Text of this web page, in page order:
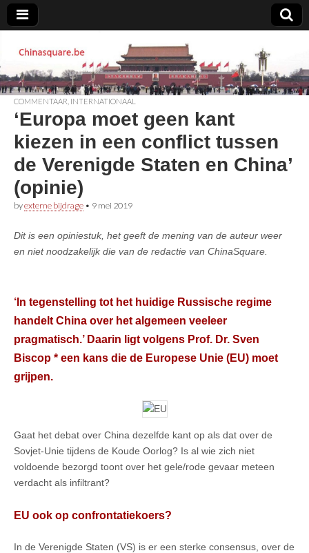
Chinasquare.be
COMMENTAAR INTERNATIONAAL
‘Europa moet geen kant
kiezen in een conflict tussen
de Verenigde Staten en China’
(opinie)
byexterne bijdrage • 9 mei 2019
Dit is een opiniestuk, het geeft de mening van de auteur weer
en niet noodzakelijk die van de redactie van ChinaSquare.
‘In tegenstelling tot het huidige Russische regime
handelt China over het algemeen veeleer
pragmatisch.’ Daarin ligt volgens Prof. Dr. Sven
Biscop * een kans die de Europese Unie (EU) moet
grijpen.
Gaat het debat over China dezelfde kant op als dat over de
Sovjet-Unie tijdens de Koude Oorlog? Is al wie zich niet
voldoende bezorgd toont over het gele/rode gevaar meteen
verdacht als infiltrant?
EU ook op confrontatiekoers?
In de Verenigde Staten (VS) is er een sterke consensus, over de